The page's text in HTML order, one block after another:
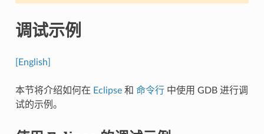
调试示例
[English]
本节将介绍如何在 Eclipse和 命令行中使用 GDB 进行调
试的示例。